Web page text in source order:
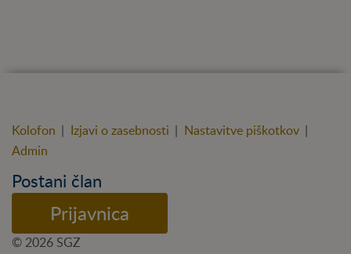
Kolofon | Izjavi o zasebnosti | Nastavitve piškotkov |
Admin
Postani član
Prijavnica
© 2026 SGZ